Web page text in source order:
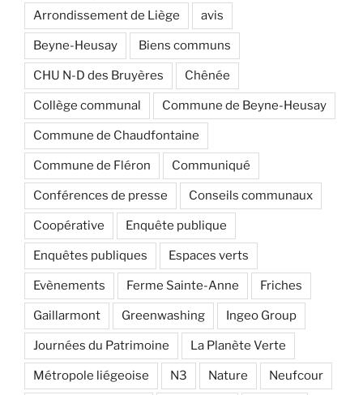
Arrondissement de Liège avis
Beyne-Heusay Biens communs
CHU N-D des Bruyères Chênée
Collège communal Commune de Beyne-Heusay
Commune de Chaudfontaine
Commune de Fléron Communiqué
Conférences de presse Conseils communaux
Coopérative Enquête publique
Enquêtes publiques Espaces verts
Evènements Ferme Sainte-Anne Friches
Gaillarmont Greenwashing Ingeo Group
Journées du Patrimoine La Planète Verte
Métropole liégeoise N3 Nature Neufcour